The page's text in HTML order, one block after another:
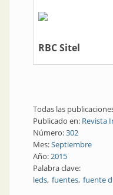
RBC Sitel
Todas las
Publicado en: Revista
Número:302
Mes:Septiembre
Año:2015
Palabra clave:
leds fuentes fuente